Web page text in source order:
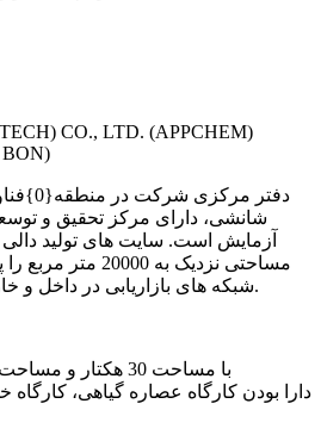
CO., LTD. (APPCHEM)
BON)
دفتر
شانشی، دارای مرکز تحقیق و
آزمایش است. سایت های تولید
مساحتی نزدیک به
شبکه های بازاریابی در داخل و خارج از چین فعالیت می کنند.
با مساحت 30 هکتار و مساحت ساختمان 11000 متر مربع
دارا بودن کارگاه عصاره گیاهی،